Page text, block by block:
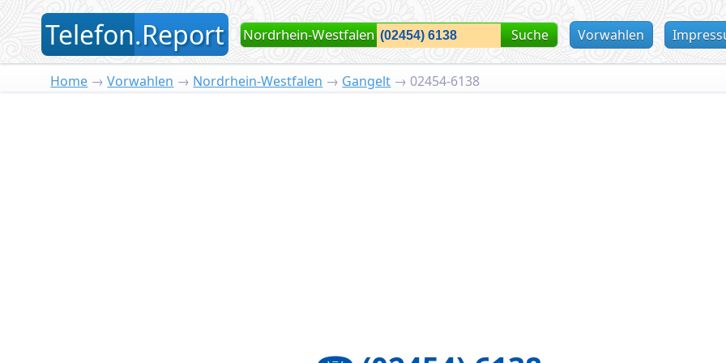
Telefon.Report Nordrhein-Westfalen Suche Vorwahlen
Home →Vorwahlen → Nordrhein-Westfalen → Gangelt → 02454-6138